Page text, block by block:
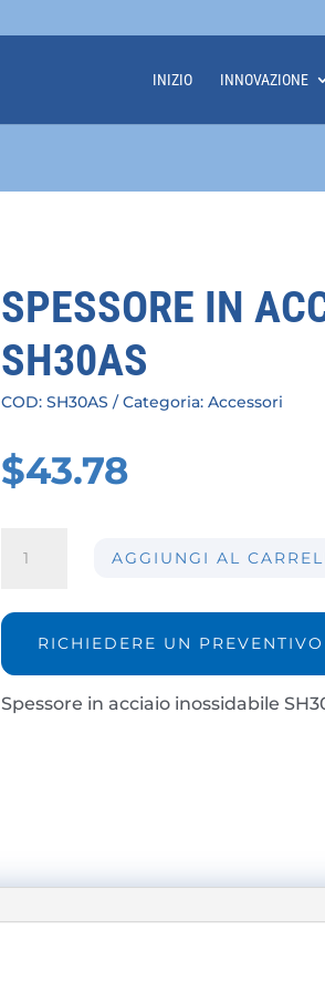
INIZIO INNOVAZIONE
SPESSORE IN
SH30AS
COD: SH30AS Categoria: Accessori
$43.78
inossidabile
SH30AS
quantità
AGGIUNGI AL
RICHIEDERE UN PREVENTIVO
Spessore in acciaio inossidabile